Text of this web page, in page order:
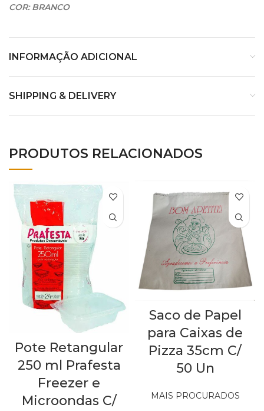
COR: BRANCO
INFORMAÇÃO ADICIONAL
SHIPPING & DELIVERY
PRODUTOS RELACIONADOS
Pote Retangular
250 ml Prafesta
Freezer e
Microondas C/
Saco de Papel
para Caixas de
Pizza 35cm C/
50 Un
MAIS PROCURADOS